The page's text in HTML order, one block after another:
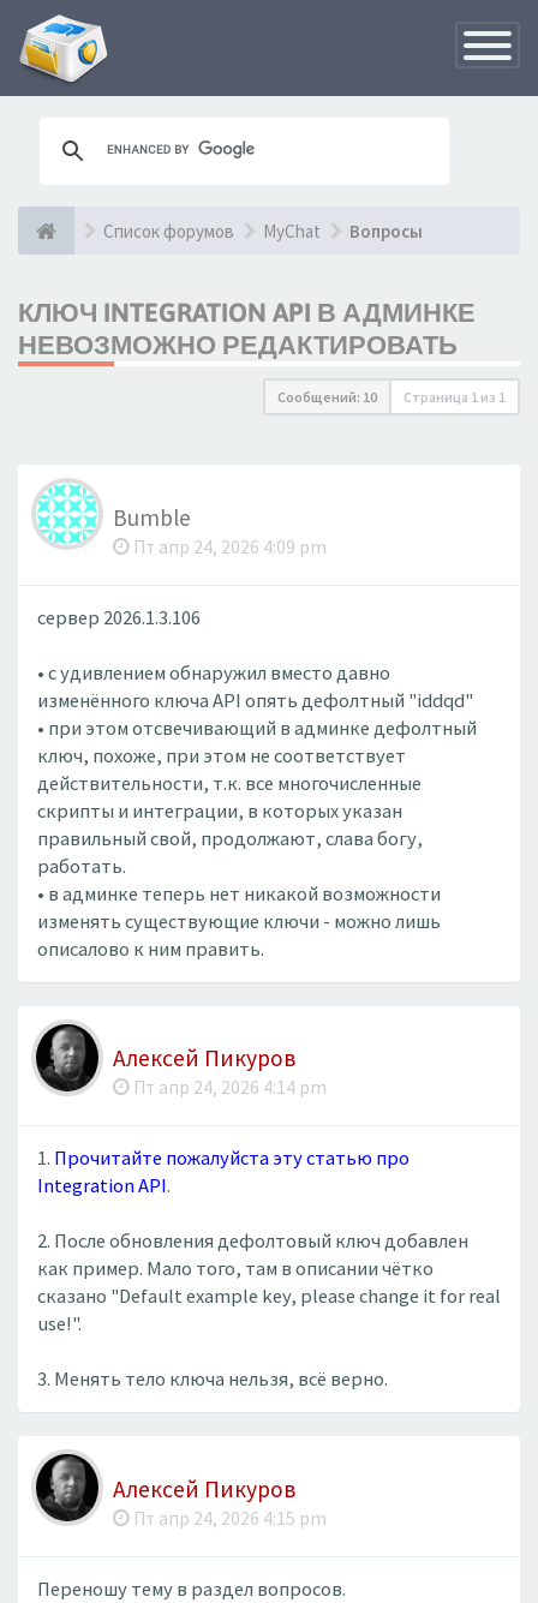
Список форумов MyChat Вопросы
КЛЮЧ INTEGRATION API В АДМИНКЕ
НЕВОЗМОЖНО РЕДАКТИРОВАТЬ
Сообщений: 10 Страница 1 из 1
Bumble
Пт апр 24, 2026 4:09 pm
сервер 2026.1.3.106
• с удивлением обнаружил вместо давно
изменённого ключа API опять дефолтный "iddqd"
• при этом отсвечивающий в админке дефолтный
ключ, похоже, при этом не соответствует
действительности, т.к. все многочисленные
скрипты и интеграции, в которых указан
правильный свой, продолжают, слава богу,
работать.
• в админке теперь нет никакой возможности
изменять существующие ключи - можно лишь
описалово к ним править.
Алексей Пикуров
Пт апр 24, 2026 4:14 pm
1. Прочитайте пожалуйста эту статью про
Integration API.
2. После обновления дефолтовый ключ добавлен
как пример. Мало того, там в описании чётко
сказано "Default example key, please change it for real
use!".
3. Менять тело ключа нельзя, всё верно.
Алексей Пикуров
Пт апр 24, 2026 4:15 pm
Переношу тему в раздел вопросов.